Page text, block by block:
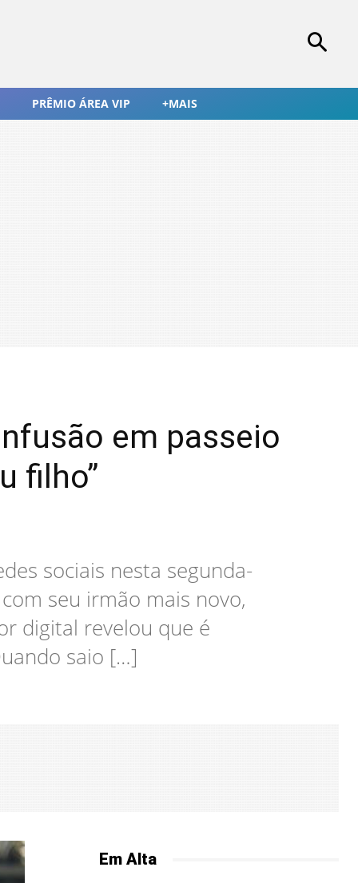
PRÊMIO ÁREA VIP +MAIS
em passeio
filho”
sociais nesta segunda-
seu irmão mais novo,
digital revelou que é
saio […]
Em Alta